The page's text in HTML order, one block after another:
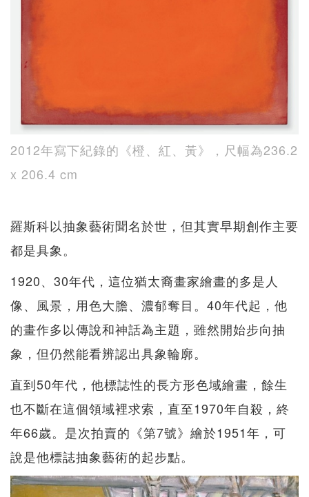
2012年寫下紀錄的《橙、紅、黃》，尺幅為236.2
x 206.4 cm
羅斯科以抽象藝術聞名於世，但其實早期創作主要
都是具象。
1920、30年代，這位猶太裔畫家繪畫的多是人
像、風景，用色大膽、濃郁奪目。40年代起，他
的畫作多以傳說和神話為主題，雖然開始步向抽
象，但仍然能看辨認出具象輪廓。
直到50年代，他標誌性的長方形色域繪畫，餘生
也不斷在這個領域裡求索，直至1970年自殺，終
年66歲。是次拍賣的《第7號》繪於1951年，可
說是他標誌抽象藝術的起步點。